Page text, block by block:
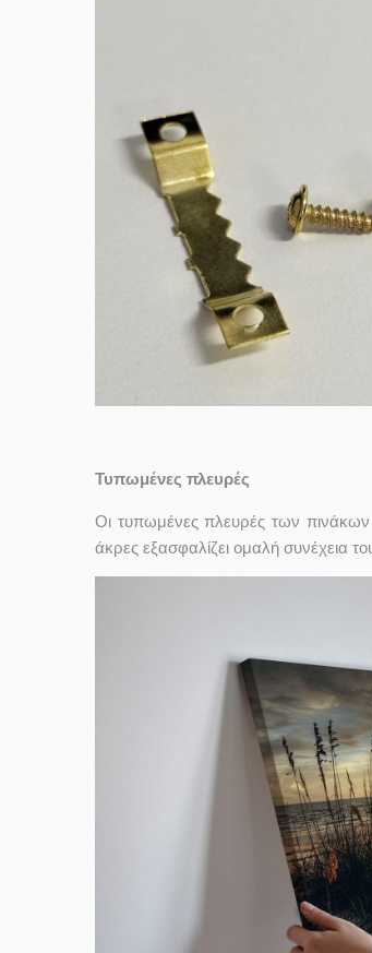
Τυπωμένες πλευρές
Οι τυπωμένες πλευρές των
άκρες εξασφαλίζει ομαλή συνέχεια